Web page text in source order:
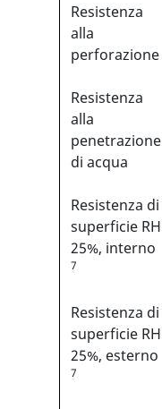
Resistenza
alla
perforazione
Resistenza
alla
penetrazione
di acqua
Resistenza di
superficie RH
25%, interno
7
Resistenza di
superficie RH
25%, esterno
7